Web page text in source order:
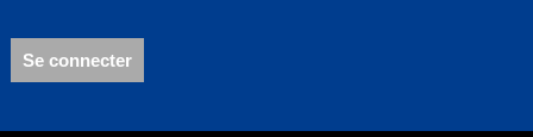
Se connecter